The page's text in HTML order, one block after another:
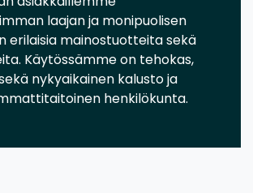
laajan ja monipuolisen
erilaisia mainostuotteita sekä
Käytössämme on tehokas,
nykyaikainen kalusto ja
henkilökunta.